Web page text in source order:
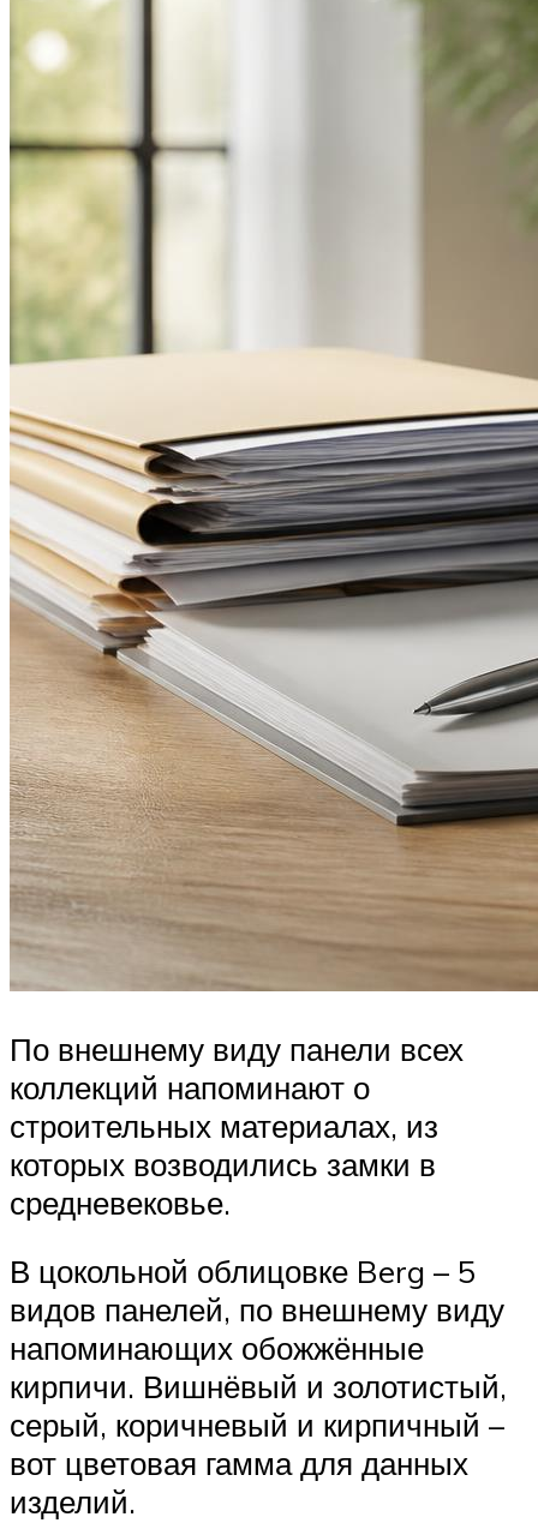
По внешнему виду панели всех
коллекций напоминают о
строительных материалах, из
которых возводились замки в
средневековье.
В цокольной облицовке Berg – 5
видов панелей, по внешнему виду
напоминающих обожжённые
кирпичи. Вишнёвый и золотистый,
серый, коричневый и кирпичный –
вот цветовая гамма для данных
изделий.